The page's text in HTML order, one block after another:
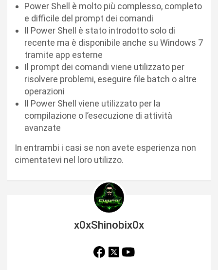
Power Shell è molto più complesso, completo
e difficile del prompt dei comandi
Il Power Shell è stato introdotto solo di
recente ma è disponibile anche su Windows 7
tramite app esterne
Il prompt dei comandi viene utilizzato per
risolvere problemi, eseguire file batch o altre
operazioni
Il Power Shell viene utilizzato per la
compilazione o l’esecuzione di attività
avanzate
In entrambi i casi se non avete esperienza non
cimentatevi nel loro utilizzo.
x0xShinobix0x